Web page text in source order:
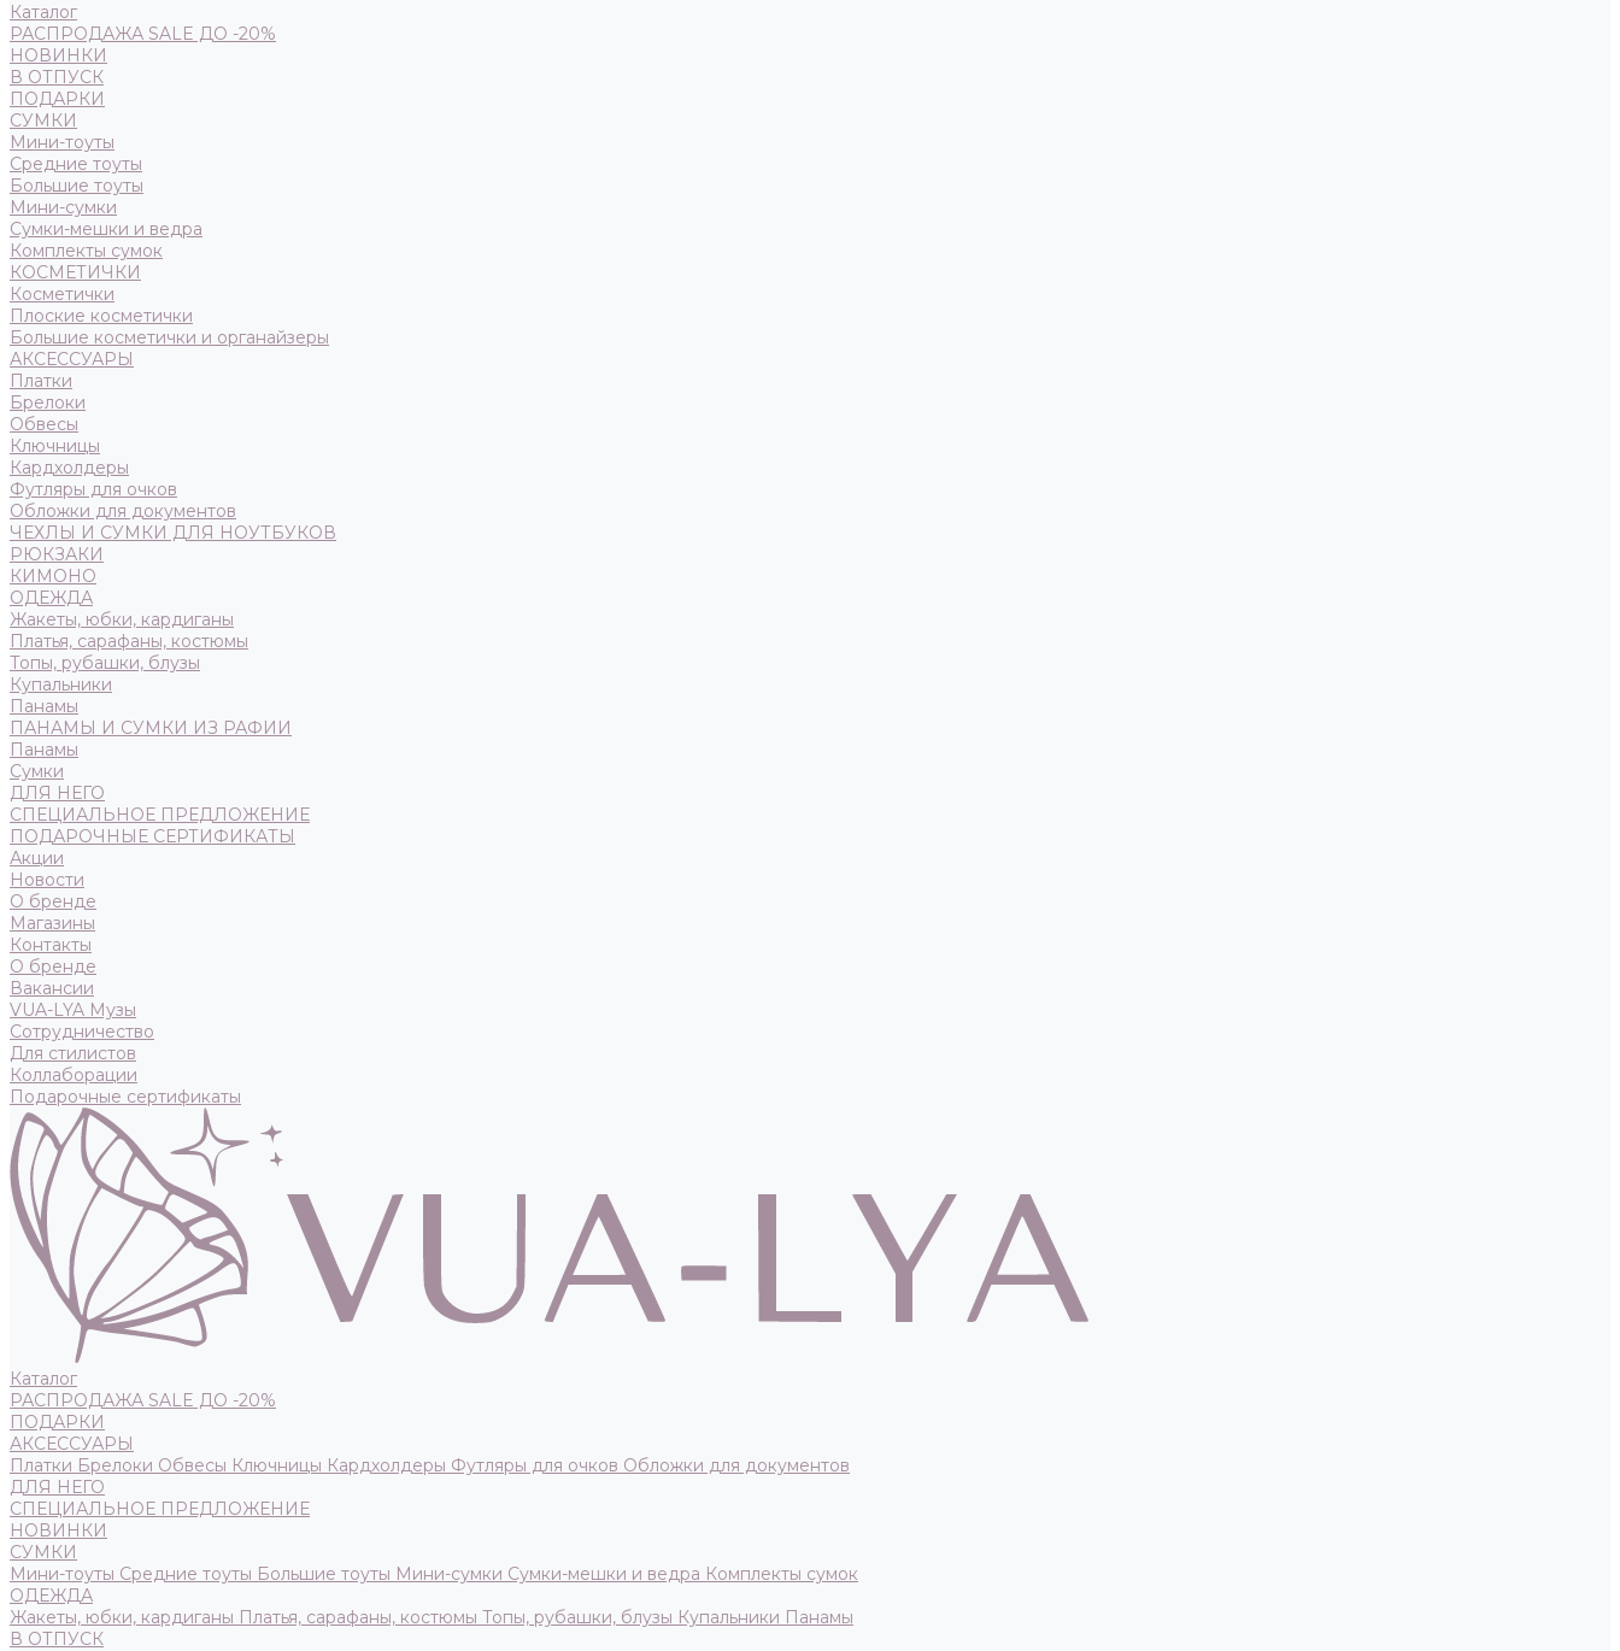
Каталог
РАСПРОДАЖА SALE ДО -20%
НОВИНКИ
В ОТПУСК
ПОДАРКИ
СУМКИ
Мини-тоуты
Средние тоуты
Большие тоуты
Мини-сумки
Сумки-мешки и ведра
Комплекты сумок
КОСМЕТИЧКИ
Косметички
Плоские косметички
Большие косметички и органайзеры
АКСЕССУАРЫ
Платки
Брелоки
Обвесы
Ключницы
Кардхолдеры
Футляры для очков
Обложки для документов
ЧЕХЛЫ И СУМКИ ДЛЯ НОУТБУКОВ
РЮКЗАКИ
КИМОНО
ОДЕЖДА
Жакеты, юбки, кардиганы
Платья, сарафаны, костюмы
Топы, рубашки, блузы
Купальники
Панамы
ПАНАМЫ И СУМКИ ИЗ РАФИИ
Панамы
Сумки
ДЛЯ НЕГО
СПЕЦИАЛЬНОЕ ПРЕДЛОЖЕНИЕ
ПОДАРОЧНЫЕ СЕРТИФИКАТЫ
Акции
Новости
О бренде
Магазины
Контакты
О бренде
Вакансии
VUA-LYA Музы
Сотрудничество
Для стилистов
Коллаборации
Подарочные сертификаты
Каталог
РАСПРОДАЖА SALE ДО -20%
ПОДАРКИ
АКСЕССУАРЫ
Платки Брелоки Обвесы Ключницы Кардхолдеры Футляры для очков Обложки для документов
ДЛЯ НЕГО
СПЕЦИАЛЬНОЕ ПРЕДЛОЖЕНИЕ
НОВИНКИ
СУМКИ
Мини-тоуты Средние тоуты Большие тоуты Мини-сумки Сумки-мешки и ведра Комплекты сумок
ОДЕЖДА
Жакеты, юбки, кардиганы Платья, сарафаны, костюмы Топы, рубашки, блузы Купальники Панамы
В ОТПУСК